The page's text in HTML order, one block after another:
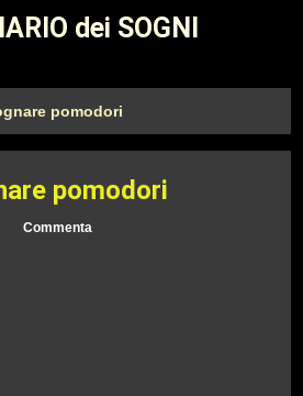
principale
dei SOGNI
pomodori
pomodori
Commenta